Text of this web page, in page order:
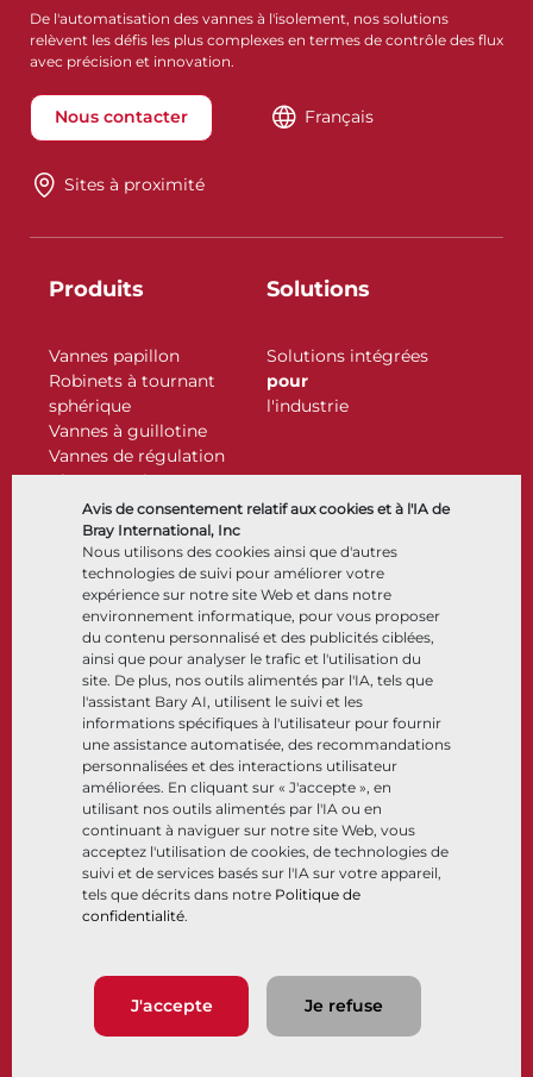
Avis de consentement relatif aux cookies et à l'IA de
Bray International, Inc
Nous utilisons des cookies ainsi que d'autres
technologies de suivi pour améliorer votre
expérience sur notre site Web et dans notre
environnement informatique, pour vous proposer
du contenu personnalisé et des publicités ciblées,
ainsi que pour analyser le trafic et l'utilisation du
site. De plus, nos outils alimentés par l'IA, tels que
l'assistant Bary AI, utilisent le suivi et les
informations spécifiques à l'utilisateur pour fournir
une assistance automatisée, des recommandations
personnalisées et des interactions utilisateur
améliorées. En cliquant sur « J'accepte », en
utilisant nos outils alimentés par l'IA ou en
continuant à naviguer sur notre site Web, vous
acceptez l'utilisation de cookies, de technologies de
suivi et de services basés sur l'IA sur votre appareil,
tels que décrits dans notre Politique de
confidentialité.
J'accepte Je refuse
De l'automatisation des vannes à l'isolement, nos solutions
relèvent les défis les plus complexes en termes de contrôle des flux
avec précision et innovation.
Nous contacter Français
Sites à proximité
Produits
Vannes papillon
Robinets à tournant
sphérique
Vannes à guillotine
Vannes de régulation
Clapets antiretour
Actionneurs
Accessoires de contrôle
Cryogénique
Solutions
Solutions intégrées
pour
l'industrie
Entreprise
À propos
Sites
Partenariats
Développement durable
Portail clients
Ressources
Documents
Centre de connaissance
Logiciels
Sélection de matériaux
Suivez-nous LinkedIn
© 2026 Bray International, Tous droits réservés
Politique de confidentialité